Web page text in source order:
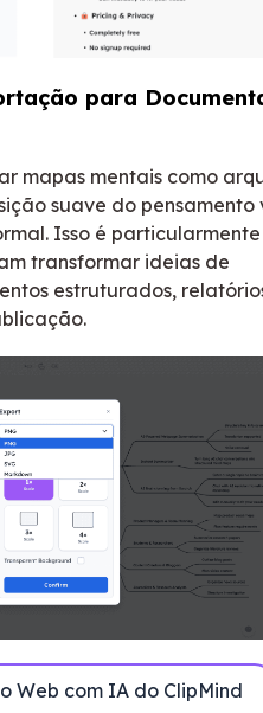
para
mapas mentais como
suave do pensamento
Isso é
transformar ideias de
estruturados,
Web com IA do ClipMind